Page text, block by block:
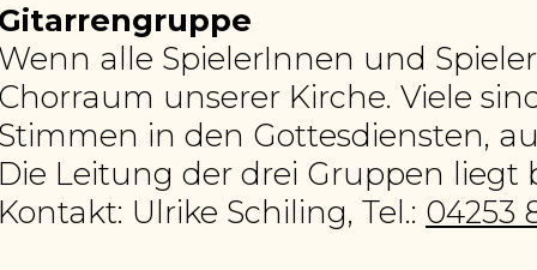
alle SpielerInnen und
unserer Kirche. Viele
in den Gottesdiensten,
Leitung der drei Gruppen liegt
Ulrike Schiling, Tel.: 04253